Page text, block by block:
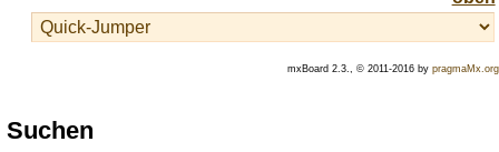
mxBoard 2.3., © 2011-2016 by pragmaMx.org
Play
best
Suchen